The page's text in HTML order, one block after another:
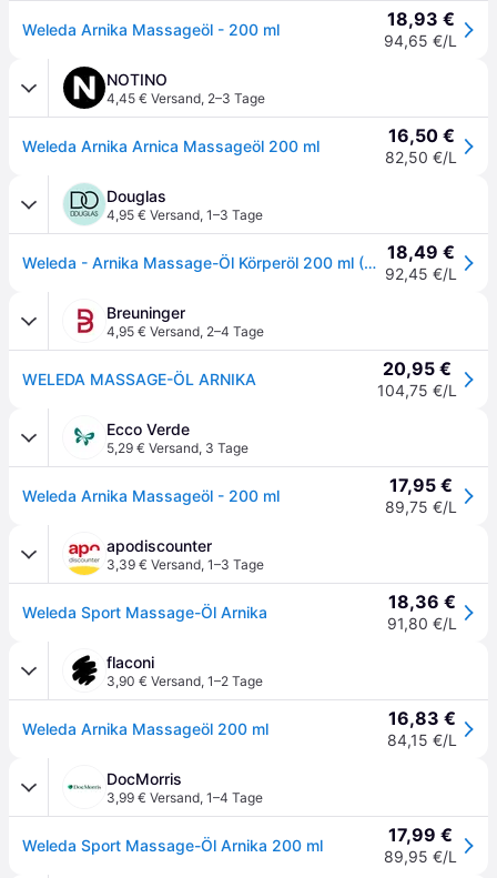
Weleda Arnika Massageöl - 200 ml 18,93 €
94,65 €/L
NOTINO
4,45 € Versand, 2–3 Tage
Weleda Arnika Arnica Massageöl 200 ml 16,50 €
82,50 €/L
Douglas
4,95 € Versand, 1–3 Tage
Weleda - Arnika Massage-Öl Körperöl 200 ml (92.45 € / 1 l) 18,49 €
92,45 €/L
Breuninger
4,95 € Versand, 2–4 Tage
WELEDA MASSAGE-ÖL ARNIKA 20,95 €
104,75 €/L
Ecco Verde
5,29 € Versand, 3 Tage
Weleda Arnika Massageöl - 200 ml 17,95 €
89,75 €/L
apodiscounter
3,39 € Versand, 1–3 Tage
Weleda Sport Massage-Öl Arnika 18,36 €
91,80 €/L
flaconi
3,90 € Versand, 1–2 Tage
Weleda Arnika Massageöl 200 ml 16,83 €
84,15 €/L
DocMorris
3,99 € Versand, 1–4 Tage
Weleda Sport Massage-Öl Arnika 200 ml 17,99 €
89,95 €/L